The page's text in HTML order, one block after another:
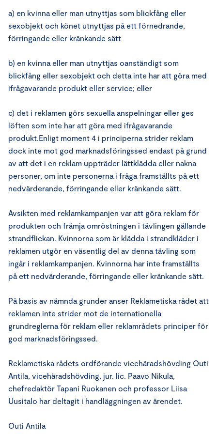
a) en kvinna eller man utnyttjas som blickfång eller
sexobjekt och könet utnyttjas på ett förnedrande,
förringande eller kränkande sätt
b) en kvinna eller man utnyttjas oanständigt som
blickfång eller sexobjekt och detta inte har att göra med
ifrågavarande produkt eller service; eller
c) det i reklamen görs sexuella anspelningar eller ges
löften som inte har att göra med ifrågavarande
produkt.Enligt moment 4 i principerna strider reklam
dock inte mot god marknadsföringssed endast på grund
av att det i en reklam uppträder lättklädda eller nakna
personer, om inte personerna i fråga framställts på ett
nedvärderande, förringande eller kränkande sätt.
Avsikten med reklamkampanjen var att göra reklam för
produkten och främja omröstningen i tävlingen gällande
strandflickan. Kvinnorna som är klädda i strandkläder i
reklamen utgör en väsentlig del av denna tävling som
ingår i reklamkampanjen. Kvinnorna har inte framställts
på ett nedvärderande, förringande eller kränkande sätt.
På basis av nämnda grunder anser Reklametiska rådet att
reklamen inte strider mot de internationella
grundreglerna för reklam eller reklamrådets principer för
god marknadsföringssed.
Reklametiska rådets ordförande vicehäradshövding Outi
Antila, vicehäradshövding, jur. lic. Paavo Nikula,
chefredaktör Tapani Ruokanen och professor Liisa
Uusitalo har deltagit i handläggningen av ärendet.
Outi Antila